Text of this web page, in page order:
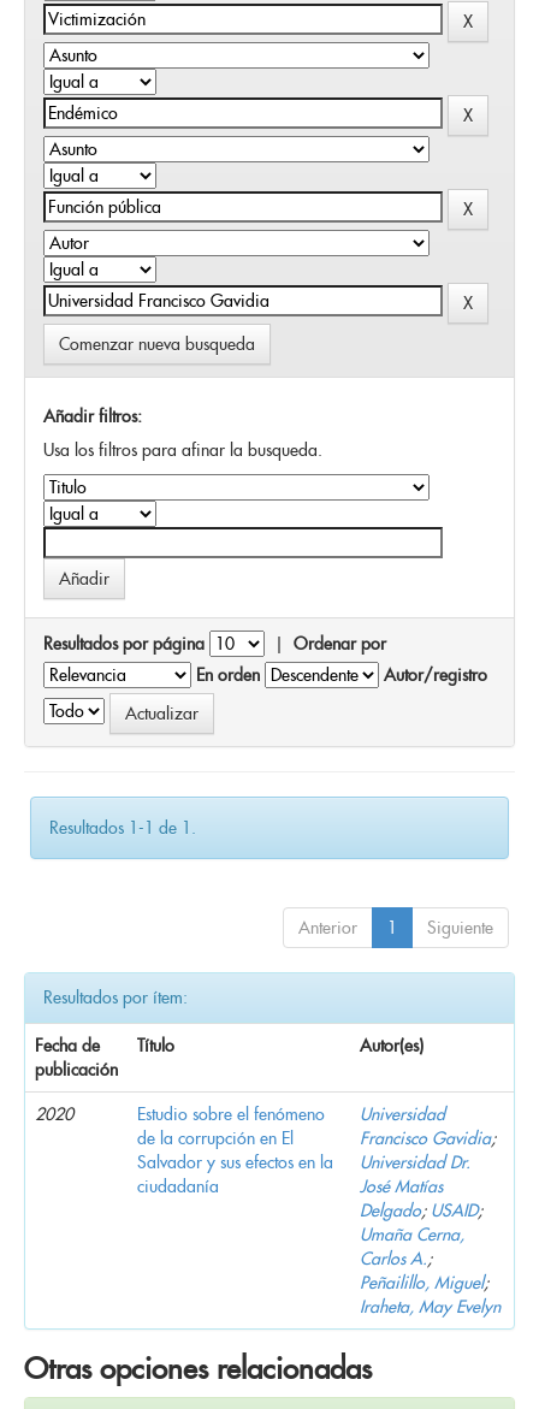
Comenzar nueva busqueda
Añadir filtros:
Usa los filtros para afinar la busqueda.
Resultados por página | Ordenar por
En orden
Autor/registro
Resultados 1-1 de 1.
Anterior 1 Siguiente
Resultados por ítem:
Fecha de
publicación
Título Autor(es)
2020
Estudio sobre el fenómeno
de la corrupción en El
Salvador y sus efectos en la
ciudadanía
Universidad
Francisco Gavidia;
Universidad Dr.
José Matías
Delgado; USAID;
Umaña Cerna,
Carlos A.;
Peñailillo, Miguel;
Iraheta, May Evelyn
Otras opciones relacionadas